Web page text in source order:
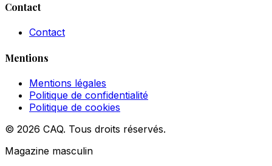
Contact
Contact
Mentions
Mentions légales
Politique de confidentialité
Politique de cookies
© 2026 CAQ. Tous droits réservés.
Magazine masculin